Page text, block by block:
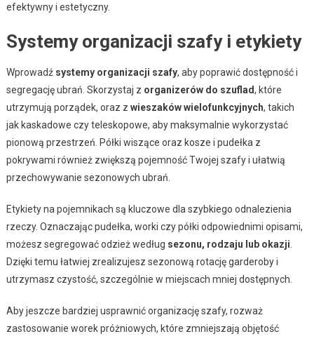
efektywny i estetyczny.
Systemy organizacji szafy i etykiety
Wprowadź systemy organizacji szafy, aby poprawić dostępność i
segregację ubrań. Skorzystaj z organizerów do szuflad, które
utrzymują porządek, oraz z wieszaków wielofunkcyjnych, takich
jak kaskadowe czy teleskopowe, aby maksymalnie wykorzystać
pionową przestrzeń. Półki wiszące oraz kosze i pudełka z
pokrywami również zwiększą pojemność Twojej szafy i ułatwią
przechowywanie sezonowych ubrań.
Etykiety na pojemnikach są kluczowe dla szybkiego odnalezienia
rzeczy. Oznaczając pudełka, worki czy półki odpowiednimi opisami,
możesz segregować odzież według sezonu, rodzaju lub okazji
Dzięki temu łatwiej zrealizujesz sezonową rotację garderoby i
utrzymasz czystość, szczególnie w miejscach mniej dostępnych.
Aby jeszcze bardziej usprawnić organizację szafy, rozważ
zastosowanie worek próżniowych, które zmniejszają objętość